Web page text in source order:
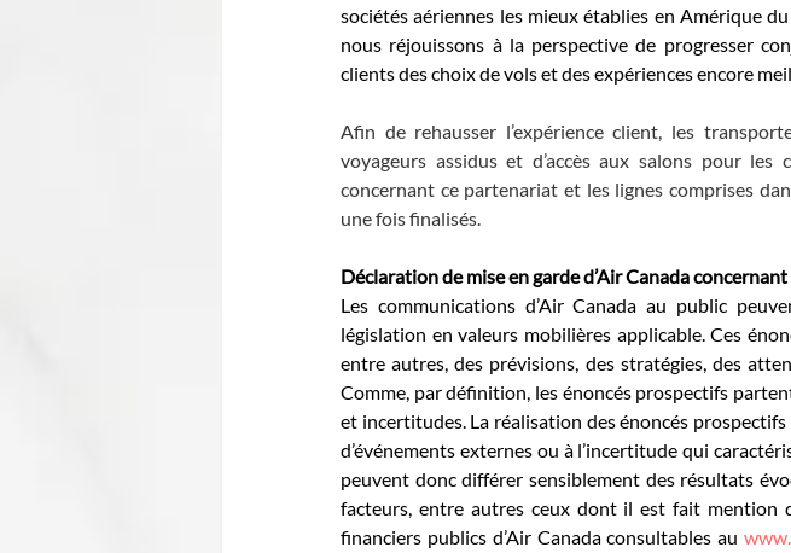
sociétés aériennes les mieux établies en Amérique
nous réjouissons à la perspective de progresser
clients des choix de vols et des expériences encore
Afin de rehausser l’expérience client, les
voyageurs assidus et d’accès aux salons pour les
concernant ce partenariat et les lignes comprises
une fois finalisés.
Déclaration de mise en garde d’Air Canada
Les communications d’Air Canada au public
législation en valeurs mobilières applicable. Ces
entre autres, des prévisions, des stratégies, des
Comme, par définition, les énoncés prospectifs
et incertitudes. La réalisation des énoncés
d’événements externes ou à l’incertitude qui
peuvent donc différer sensiblement des résultats
facteurs, entre autres ceux dont il est fait mention
financiers publics d’Air Canada consultables au